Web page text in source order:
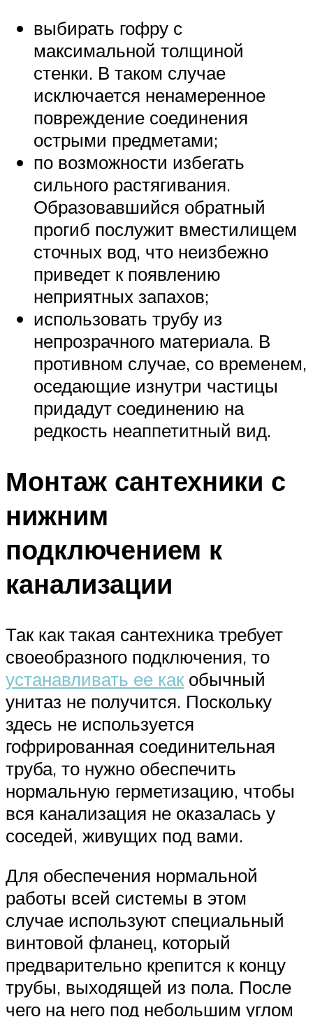
выбирать гофру с
максимальной толщиной
стенки. В таком случае
исключается ненамеренное
повреждение соединения
острыми предметами;
по возможности избегать
сильного растягивания.
Образовавшийся обратный
прогиб послужит вместилищем
сточных вод, что неизбежно
приведет к появлению
неприятных запахов;
использовать трубу из
непрозрачного материала. В
противном случае, со временем,
оседающие изнутри частицы
придадут соединению на
редкость неаппетитный вид.
Монтаж сантехники с
нижним
подключением к
канализации
Так как такая сантехника требует
своеобразного подключения, то
устанавливать ее как обычный
унитаз не получится. Поскольку
здесь не используется
гофрированная соединительная
труба, то нужно обеспечить
нормальную герметизацию, чтобы
вся канализация не оказалась у
соседей, живущих под вами.
Для обеспечения нормальной
работы всей системы в этом
случае используют специальный
винтовой фланец, который
предварительно крепится к концу
трубы, выходящей из пола. После
чего на него под небольшим углом